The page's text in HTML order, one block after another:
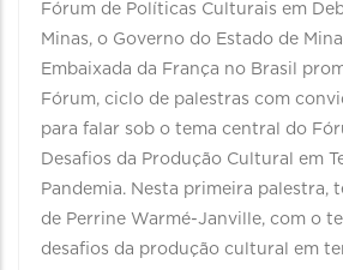
Fórum de Políticas Culturais em
Minas, o Governo do Estado de
Embaixada da França no Brasil
Fórum, ciclo de palestras com
para falar sob o tema central do
Desafios da Produção Cultural em
Pandemia. Nesta primeira palestra,
de Perrine Warmé-Janville, com o
desafios da produção cultural em